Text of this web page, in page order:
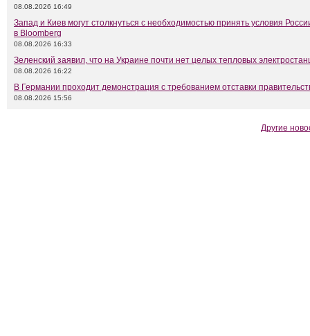
08.08.2026 16:49
Запад и Киев могут столкнуться с необходимостью принять условия
в Bloomberg
08.08.2026 16:33
Зеленский заявил, что на Украине почти нет целых тепловых
08.08.2026 16:22
В Германии проходит демонстрация с требованием отставки
08.08.2026 15:56
Другие